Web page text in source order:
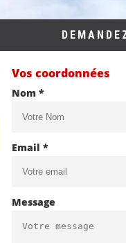
Vos coordonnées
Nom *
Email *
Message